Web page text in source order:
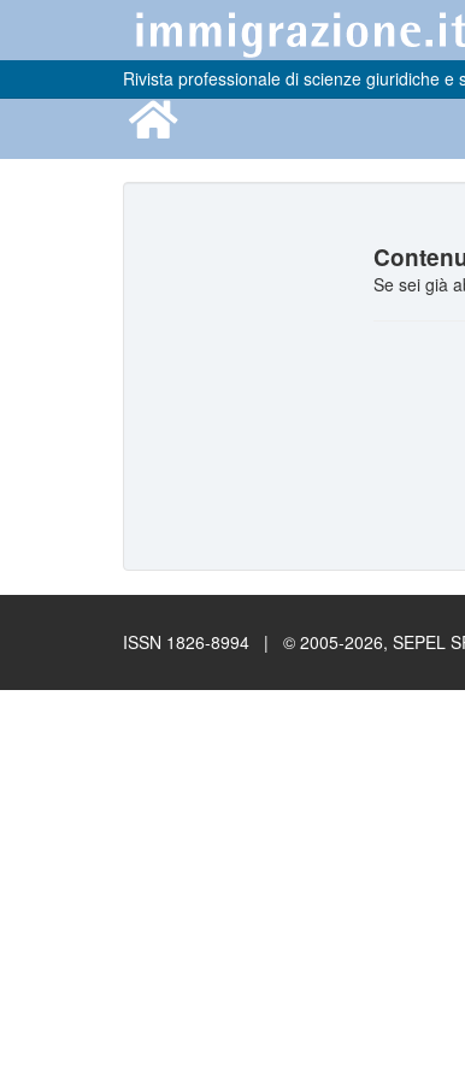
Rivista professionale di scienze giuridiche e
Se sei già
ISSN 1826-8994 | © 2005-2026, SEPEL